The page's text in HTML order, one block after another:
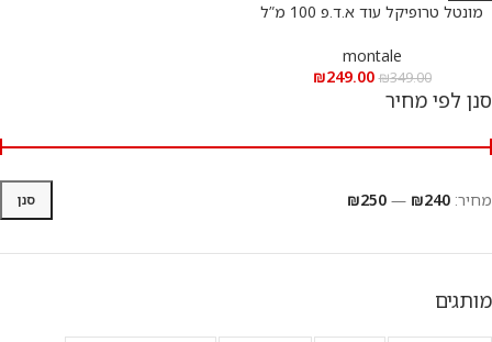
מונטל טרופיקל עוד א.ד.פ 100 מ”ל
montale
₪349.00
₪249.00
סנן לפי מחיר
סנן מחיר: ₪240
—
₪250
מותגים